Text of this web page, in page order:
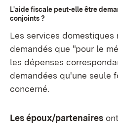
L'aide fiscale peut-elle être
conjoints ?
Les services domestiques
demandés que "pour le
les dépenses
demandées qu'une seule
concerné.
Les époux/partenaires